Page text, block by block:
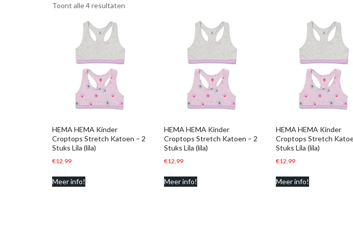
Toont alle 4 resultaten
HEMA HEMA Kinder
Croptops Stretch Katoen – 2
Stuks Lila (lila)
€12,99
Meer info!
HEMA HEMA Kinder
Croptops Stretch Katoen – 2
Stuks Lila (lila)
€12,99
Meer info!
HEMA HEMA Kinder
Croptops Stretch
Stuks Lila (lila)
€12,99
Meer info!